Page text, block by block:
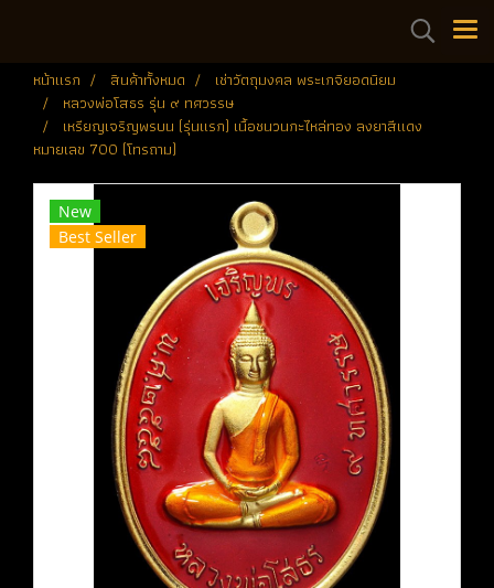
หน้าแรก สินค้าทั้งหมด
เช่าวัตถุมงคล พระเกจิยอดนิยม
หลวงพ่อโสธร รุ่น ๙ ทศวรรษ
เหรียญเจริญพรบน (รุ่นแรก) เนื้อชนวนกะไหล่ทอง ลงยาสีแดง
หมายเลข 700 (โทรถาม)
New
Best Seller